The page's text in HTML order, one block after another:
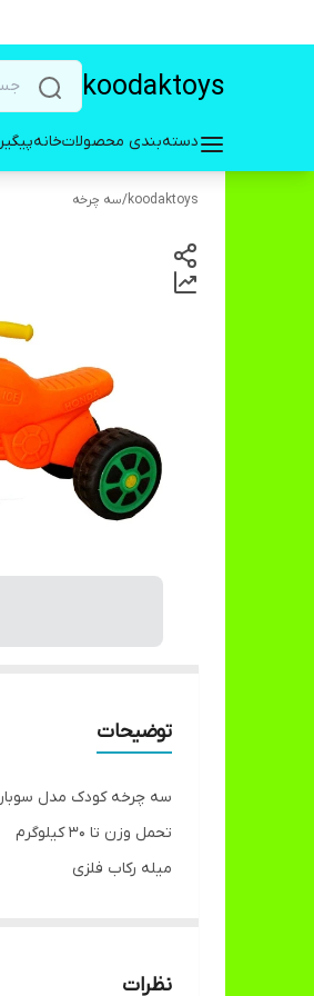
koodaktoys
دسته‌بندی محصولاتخانه
koodaktoys
/سه‌ چرخه
توضیحات
سه چرخه کودک مدل سوبار
تحمل وزن تا ۳۰ کیلوگرم
میله رکاب فلزی
نظرات